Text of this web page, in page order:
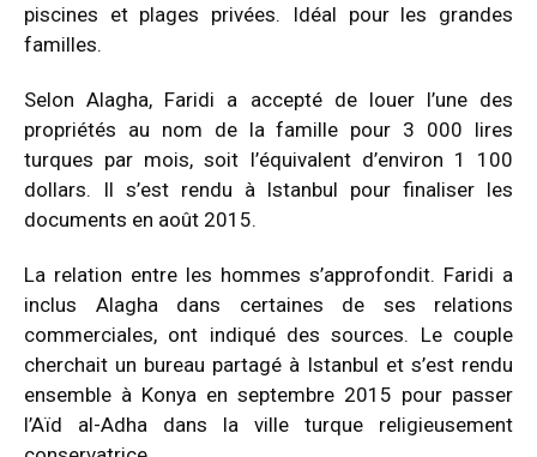
piscines et plages privées. Idéal pour les grandes
familles.
Selon Alagha, Faridi a accepté de louer l’une des
propriétés au nom de la famille pour 3 000 lires
turques par mois, soit l’équivalent d’environ 1 100
dollars. Il s’est rendu à Istanbul pour finaliser les
documents en août 2015.
La relation entre les hommes s’approfondit. Faridi a
inclus Alagha dans certaines de ses relations
commerciales, ont indiqué des sources. Le couple
cherchait un bureau partagé à Istanbul et s’est rendu
ensemble à Konya en septembre 2015 pour passer
l’Aïd al-Adha dans la ville turque religieusement